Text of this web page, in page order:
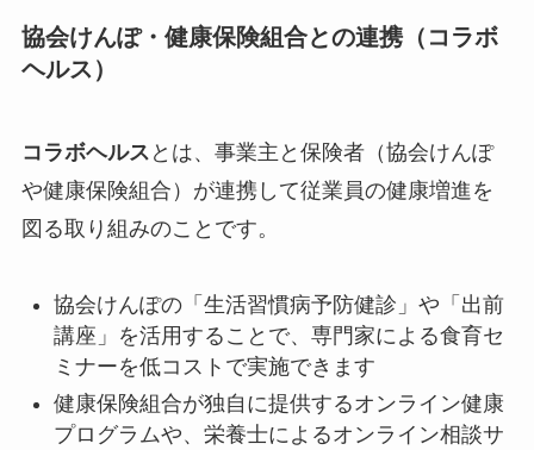
協会けんぽ・健康保険組合との連携（コラボ
ヘルス）
コラボヘルス とは、事業主と保険者（協会けんぽ
や健康保険組合）が連携して従業員の健康増進を
図る取り組みのことです。
協会けんぽの「生活習慣病予防健診」や「出前
講座」を活用することで、専門家による食育セ
ミナーを低コストで実施できます
健康保険組合が独自に提供するオンライン健康
プログラムや、栄養士によるオンライン相談サ